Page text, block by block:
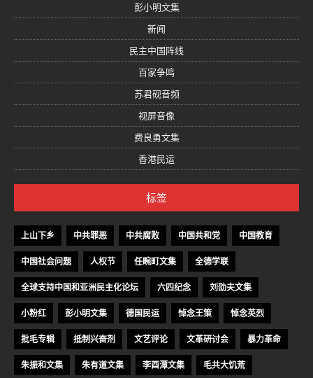
彭小明文集
新闻
民主中国阵线
百家争鸣
苏君砚音频
视屏音像
费良勇文集
香港民运
标签
上山下乡 中共罪恶 中共腐败 中国共和党 中国教育
中国社会问题 人权节 任畹町文集 全德学联
全球支持中国和亚洲民主化论坛 六四纪念 刘劭夫文集
小粉红 彭小明文集 德国民运 悼念王策 悼念英烈
批毛专辑 抵制兴奋剂 文艺评论 文革研讨会 暴力革命
朱振和文集 朱有道文集 李酉潭文集 毛共大饥荒